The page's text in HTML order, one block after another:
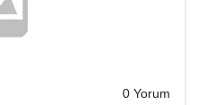
0 Yorum